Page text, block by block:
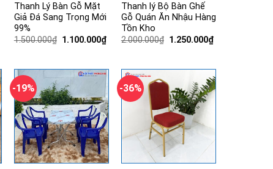
Thanh Lý Bàn Gỗ Mặt
Giả Đá Sang Trọng Mới
99%
1.500.000₫ Giá
1.100.000₫Giá
1.100.000₫.
Thanh lý Bộ Bàn Ghế
Gỗ Quán Ăn Nhậu Hàng
Tồn Kho
2.000.000₫ Giá
1.250.000₫Giá
-19% -36%